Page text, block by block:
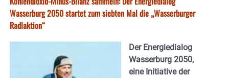
Wasserburg 2050 startet zum siebten Mal die „Wasserburger
Radlaktion“
Der Energiedialog
Wasserburg 2050,
eine Initiative der